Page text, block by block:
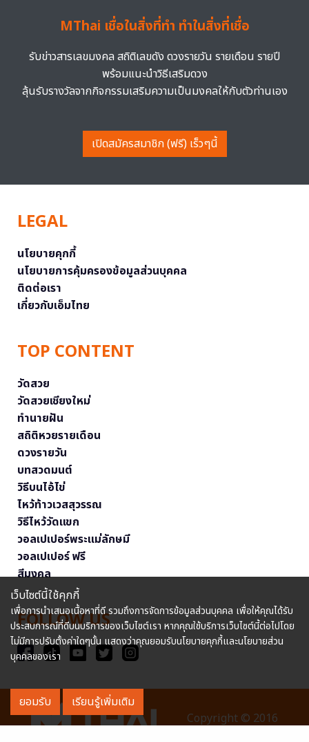
MThai เชื่อในสิ่งที่ทำ ทำในสิ่งที่เชื่อ
รับข่าวสารเลขมงคล สถิติเลขดัง ดวงรายวัน รายเดือน รายปี
พร้อมแนะนำวิธีเสริมดวง
ลุ้นรับรางวัลจากกิจกรรมเสริมความเป็นมงคลให้กับตัวท่านเอง
เปิดสมัครสมาชิก (ฟรี) เร็วๆนี้
LEGAL
นโยบายคุกกี้
นโยบายการคุ้มครองข้อมูลส่วนบุคคล
ติดต่อเรา
เกี่ยวกับเอ็มไทย
TOP CONTENT
วัดสวย
วัดสวยเชียงใหม่
ทำนายฝัน
สถิติหวยรายเดือน
ดวงรายวัน
บทสวดมนต์
วิธีบนไอ้ไข่
ไหว้ท้าวเวสสุวรรณ
วิธีไหว้วัดแขก
วอลเปเปอร์พระแม่ลักษมี
วอลเปเปอร์ ฟรี
สีมงคล
FOLLOW US
Copyright © 2016
เว็บไซต์นี้ใช้คุกกี้
เพื่อการนำเสนอเนื้อหาที่ดี รวมถึงการจัดการข้อมูลส่วนบุคคล เพื่อให้คุณได้รับ
ประสบการณ์ที่ดีบนบริการของเว็บไซต์เรา หากคุณใช้บริการเว็บไซต์นี้ต่อไปโดย
ไม่มีการปรับตั้งค่าใดๆนั้น แสดงว่าคุณยอมรับนโยบายคุกกี้และนโยบายส่วน
บุคคลของเรา
ยอมรับ เรียนรู้เพิ่มเติม